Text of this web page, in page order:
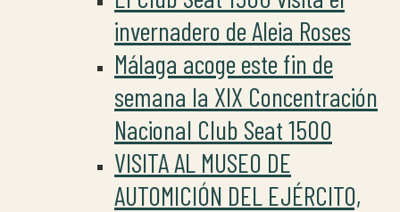
invernadero de Aleia Roses
Málaga acoge este fin de
semana la XIX Concentración
Nacional Club Seat 1500
VISITA AL MUSEO DE
AUTOMICIÓN DEL EJÉRCITO,